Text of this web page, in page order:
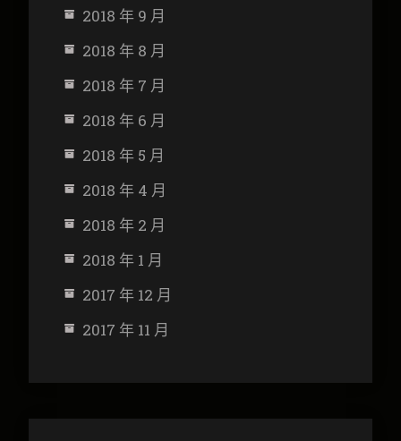
2018 年 9 月
2018 年 8 月
2018 年 7 月
2018 年 6 月
2018 年 5 月
2018 年 4 月
2018 年 2 月
2018 年 1 月
2017 年 12 月
2017 年 11 月